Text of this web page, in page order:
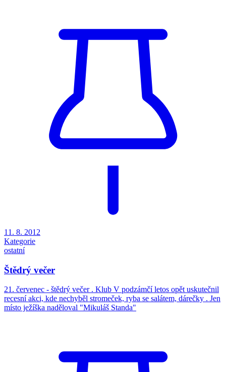
11. 8. 2012
Kategorie
ostatní
Štědrý večer
21. červenec - štědrý večer . Klub V podzámčí letos opět uskutečnil
recesní akci, kde nechyběl stromeček, ryba se salátem, dárečky . Jen
místo ježíška naděloval "Mikuláš Standa"